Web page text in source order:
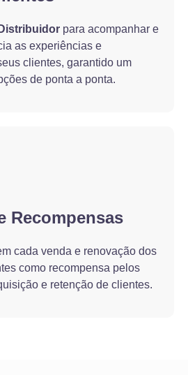
para acompanhar e
as experiências e
clientes, garantido um
de ponta a ponta.
Recompensas
cada venda e renovação dos
como recompensa pelos
e retenção de clientes.